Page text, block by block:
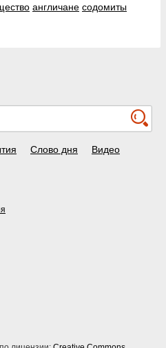
англичане содомиты
Слово дня Видео